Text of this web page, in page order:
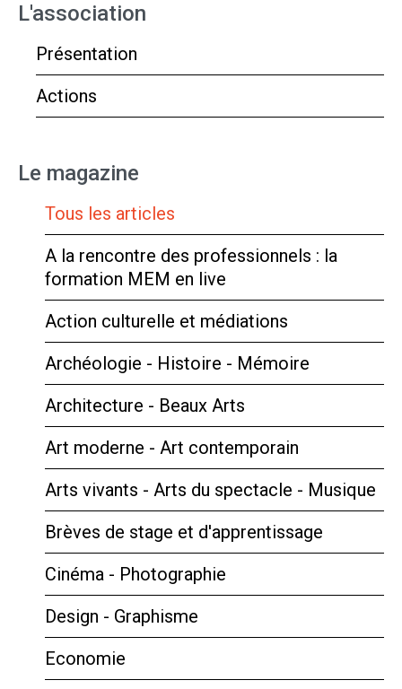
L'association
Présentation
Actions
Le magazine
Tous les articles
A la rencontre des professionnels : la
formation MEM en live
Action culturelle et médiations
Archéologie - Histoire - Mémoire
Architecture - Beaux Arts
Art moderne - Art contemporain
Arts vivants - Arts du spectacle - Musique
Brèves de stage et d'apprentissage
Cinéma - Photographie
Design - Graphisme
Economie